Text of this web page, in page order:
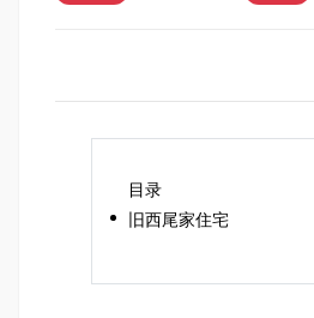
目录
旧西尾家住宅